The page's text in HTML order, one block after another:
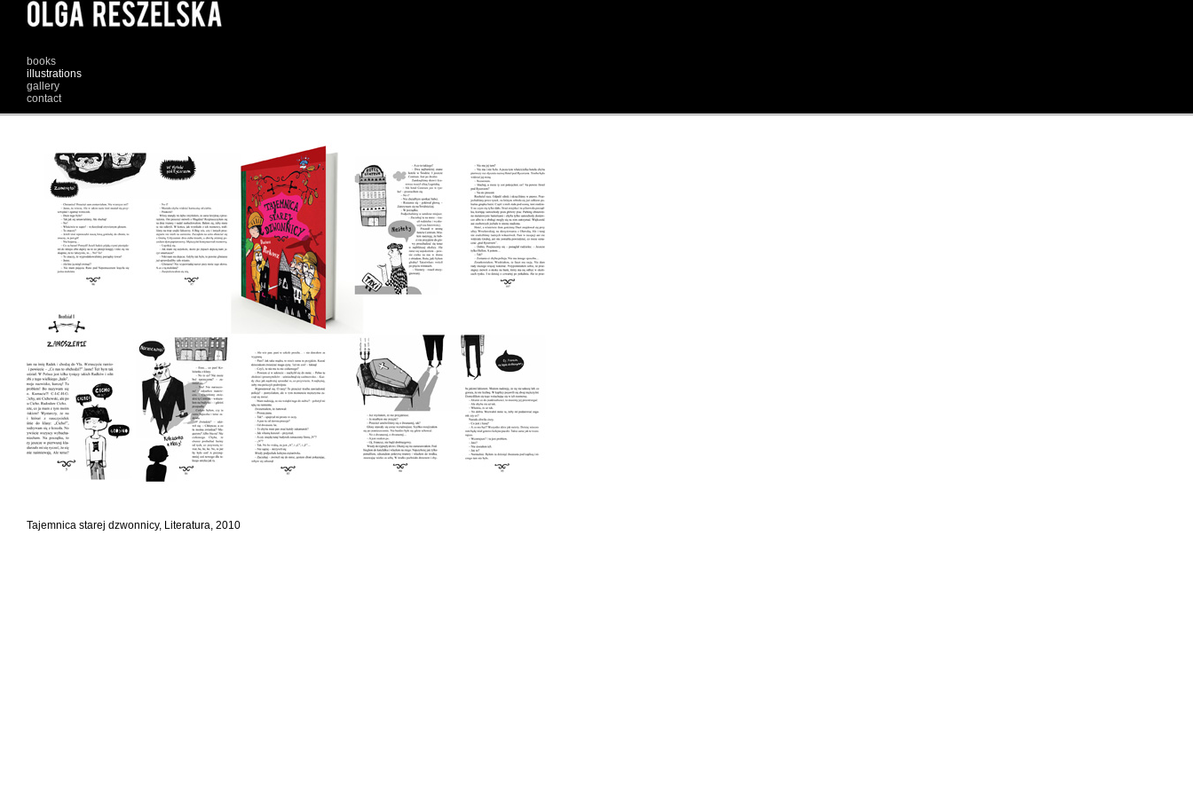
books
illustrations
gallery
contact
Tajemnica starej dzwonnicy, Literatura, 2010